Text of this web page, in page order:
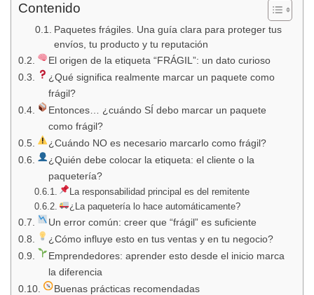
Contenido
Paquetes frágiles. Una guía clara para proteger tus
envíos, tu producto y tu reputación
El origen de la etiqueta “FRÁGIL”: un dato curioso
¿Qué significa realmente marcar un paquete como
frágil?
Entonces… ¿cuándo SÍ debo marcar un paquete
como frágil?
¿Cuándo NO es necesario marcarlo como frágil?
¿Quién debe colocar la etiqueta: el cliente o la
paquetería?
La responsabilidad principal es del remitente
¿La paquetería lo hace automáticamente?
Un error común: creer que “frágil” es suficiente
¿Cómo influye esto en tus ventas y en tu negocio?
Emprendedores: aprender esto desde el inicio marca
la diferencia
Buenas prácticas recomendadas